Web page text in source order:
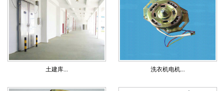
土建库... 洗衣机电机...